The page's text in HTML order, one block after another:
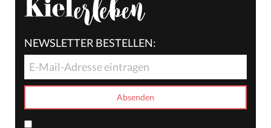
NEWSLETTER BESTELLEN: